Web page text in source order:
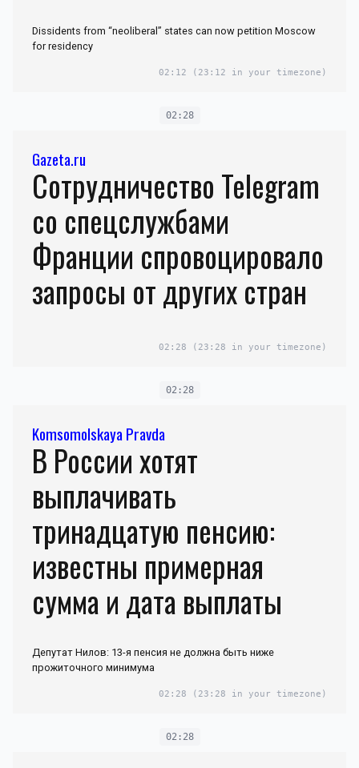
Dissidents from “neoliberal” states can now petition Moscow
for residency
02:12 (23:12 in your timezone)
02:28
Gazeta.ru
Сотрудничество Telegram
со спецслужбами
Франции спровоцировало
запросы от других стран
02:28 (23:28 in your timezone)
02:28
Komsomolskaya Pravda
В России хотят
выплачивать
тринадцатую пенсию:
известны примерная
сумма и дата выплаты
Депутат Нилов: 13-я пенсия не должна быть ниже
прожиточного минимума
02:28 (23:28 in your timezone)
02:28